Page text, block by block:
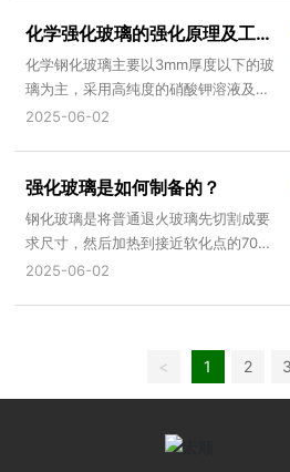
抗压性。强化玻璃的强度没有很好，容
易出现破碎，并且碎片容易将人弄伤。
而钢化玻璃的强度非常好，它是经过强
来说，钢化玻璃是优于半钢化玻璃的，
一般家里日常用的也基本上都是钢化玻
化学强化玻璃的强化原理及工艺
流程
化学钢化玻璃主要以3mm厚度以下的玻
璃为主，采用高纯度的硝酸钾溶液及搭
配的催化剂混合加热至摄氏420度左
子交换速度较慢，要使玻璃具有大的应
力值和符合使用要求的应力层厚度，交
换时间需要4小时—10小时不等。化学
AGC公司的龙迹玻璃可以将应力层提高
2025-06-02
强化玻璃是如何制备的？
钢化玻璃是将普通退火玻璃先切割成要
求尺寸，然后加热到接近软化点的700
度左右，再进行快速均匀的冷却而得到
右，降温300秒左右。总之，根据玻璃
厚度不同，选择加热降温的时间也不
力，而内部则形成张应力，使玻璃的抗
2025-06-02
< 1 2 3